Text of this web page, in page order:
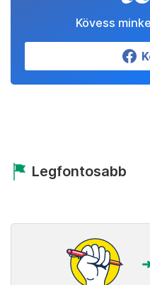
Kövess
Legfontosabb